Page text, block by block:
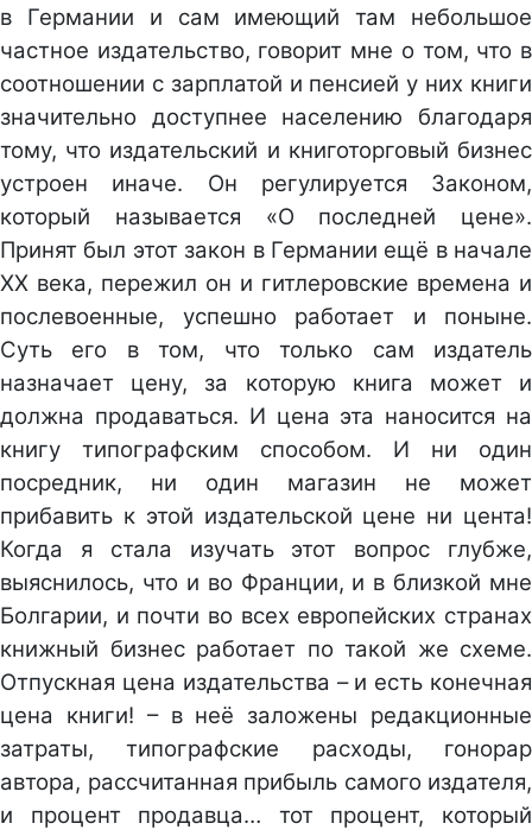
в Германии и сам имеющий там небольшое
частное издательство, говорит мне о том, что в
соотношении с зарплатой и пенсией у них книги
значительно доступнее населению благодаря
тому, что издательский и книготорговый бизнес
устроен иначе. Он регулируется Законом,
который называется «О последней цене».
Принят был этот закон в Германии ещё в начале
XX века, пережил он и гитлеровские времена и
послевоенные, успешно работает и поныне.
Суть его в том, что только сам издатель
назначает цену, за которую книга может и
должна продаваться. И цена эта наносится на
книгу типографским способом. И ни один
посредник, ни один магазин не может
прибавить к этой издательской цене ни цента!
Когда я стала изучать этот вопрос глубже,
выяснилось, что и во Франции, и в близкой мне
Болгарии, и почти во всех европейских странах
книжный бизнес работает по такой же схеме.
Отпускная цена издательства – и есть конечная
цена книги! – в неё заложены редакционные
затраты, типографские расходы, гонорар
автора, рассчитанная прибыль самого издателя,
и процент продавца… тот процент, который